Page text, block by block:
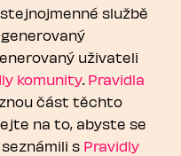
službě
uživateli
komunity. Pravidla
část těchto
na to, abyste se
s Pravidly